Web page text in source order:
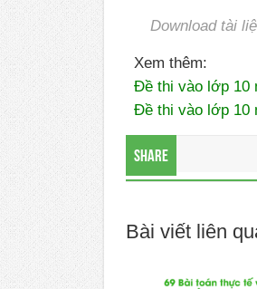
Download tài
Xem thêm:
Đề thi vào lớp 10
Đề thi vào lớp 10
Share
Bài viết liên